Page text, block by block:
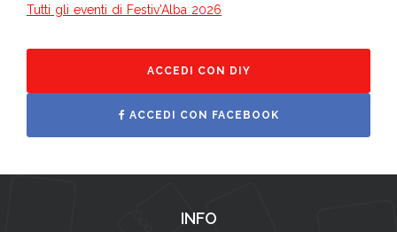
Tutti gli eventi di Festiv'Alba 2026
ACCEDI CON DIY
ACCEDI CON FACEBOOK
INFO